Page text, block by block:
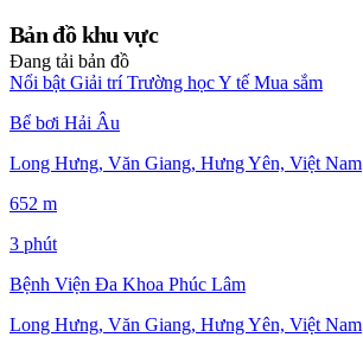
Bản đồ khu vực
Đang tải bản đồ
Nổi bật Giải trí Trường họcY tế Mua sắm
Bể bơi Hải Âu
Long Hưng, Văn Giang, Hưng Yên, Việt Nam
652 m
3 phút
Bệnh Viện Đa Khoa Phúc Lâm
Long Hưng, Văn Giang, Hưng Yên, Việt Nam